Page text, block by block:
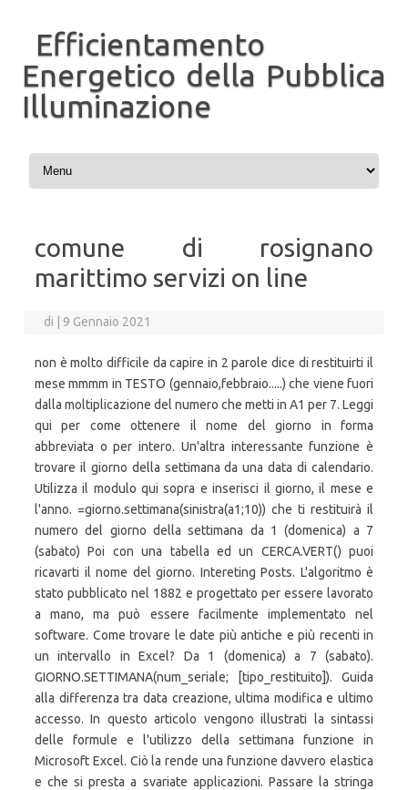
Efficientamento
Energetico della Pubblica
Illuminazione
Vai al contenuto
comune di rosignano
marittimo servizi on line
di 9 Gennaio 2021
non è molto difficile da capire in 2 parole dice di restituirti il
mese mmmm in TESTO (gennaio,febbraio.....) che viene fuori
dalla moltiplicazione del numero che metti in A1 per 7. Leggi
qui per come ottenere il nome del giorno in forma
abbreviata o per intero. Un'altra interessante funzione è
trovare il giorno della settimana da una data di calendario.
Utilizza il modulo qui sopra e inserisci il giorno, il mese e
l'anno. =giorno.settimana(sinistra(a1;10)) che ti restituirà il
numero del giorno della settimana da 1 (domenica) a 7
(sabato) Poi con una tabella ed un CERCA.VERT() puoi
ricavarti il nome del giorno. Intereting Posts. L'algoritmo è
stato pubblicato nel 1882 e progettato per essere lavorato
a mano, ma può essere facilmente implementato nel
software. Come trovare le date più antiche e più recenti in
un intervallo in Excel? Da 1 (domenica) a 7 (sabato).
GIORNO.SETTIMANA(num_seriale; [tipo_restituito]). Guida
alla differenza tra data creazione, ultima modifica e ultimo
accesso. In questo articolo vengono illustrati la sintassi
delle formule e l'utilizzo della settimana funzione in
Microsoft Excel. Ciò la rende una funzione davvero elastica
e che si presta a svariate applicazioni. Passare la stringa